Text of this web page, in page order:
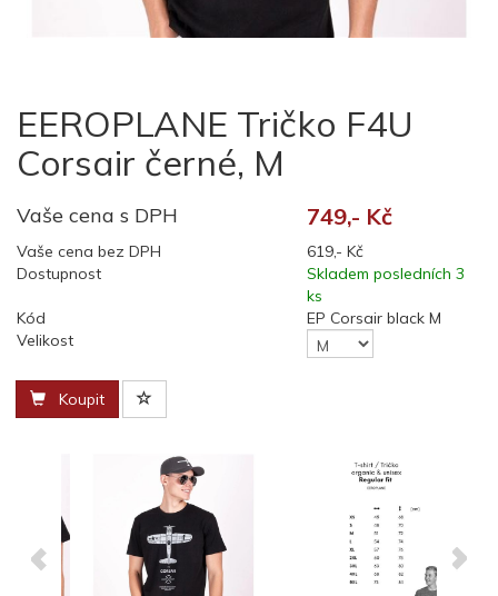
EEROPLANE Tričko F4U
Corsair černé, M
Vaše cena s DPH 749,- Kč
Vaše cena bez DPH
619,- Kč
Dostupnost
Skladem posledních 3
ks
Kód
EP Corsair black M
Velikost
Koupit